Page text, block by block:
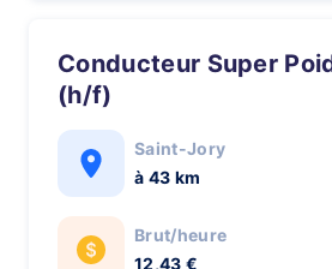
Conducteur Super Poids Lourds
(h/f)
Saint-Jory
à 43 km
Brut/heure
12,43 €